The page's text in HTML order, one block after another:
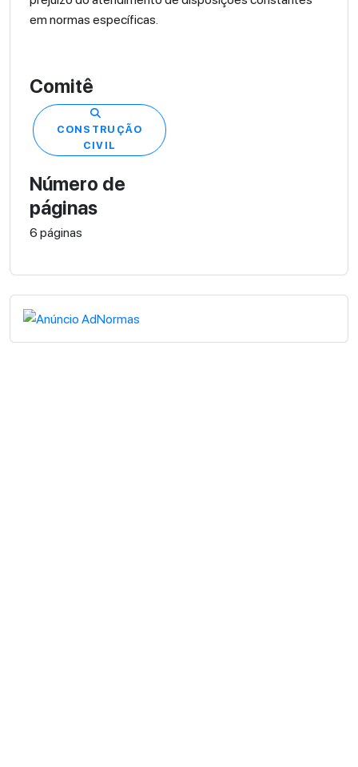
em normas específicas.
Comitê
CONSTRUÇÃO
CIVIL
Número de
páginas
6 páginas